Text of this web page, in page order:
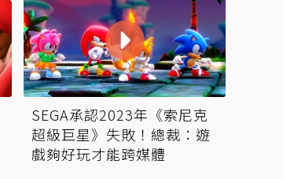
SEGA承認2023年《索尼克
超級巨星》失敗！總裁：遊
戲夠好玩才能跨媒體